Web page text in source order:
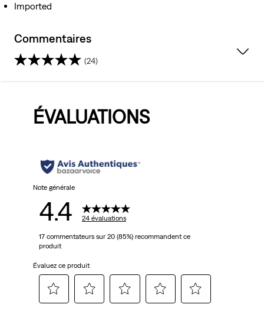
Imported
Commentaires
(24)
évaluations
ÉVALUATIONS
Note générale
4.4 24 évaluations
17 commentateurs sur 20 (85%) recommandent ce
produit
Évaluez ce produit